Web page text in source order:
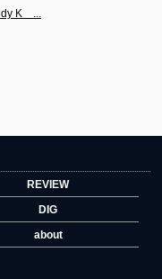
K　...
REVIEW
DIG
about